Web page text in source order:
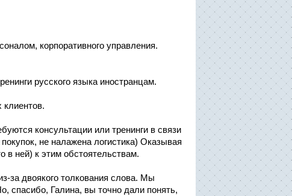
корпоративного управления.
русского языка иностранцам.
клиентов.
консультации или тренинги в связи
не налажена логистика) Оказывая
в ней) к этим обстоятельствам.
за двоякого толкования слова. Мы
спасибо, Галина, вы точно дали понять,